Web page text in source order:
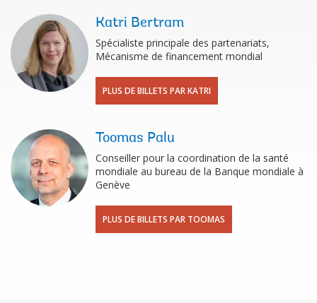
Katri Bertram
Spécialiste principale des partenariats,
Mécanisme de financement mondial
PLUS DE BILLETS PAR KATRI
Toomas Palu
Conseiller pour la coordination de la santé
mondiale au bureau de la Banque mondiale à
Genève
PLUS DE BILLETS PAR TOOMAS